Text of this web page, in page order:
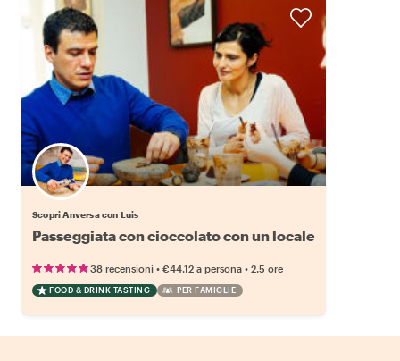
Scopri Anversa con Luis
Passeggiata con cioccolato con un locale
38 recensioni • €44.12 a persona • 2.5 ore
FOOD & DRINK TASTING PER FAMIGLIE